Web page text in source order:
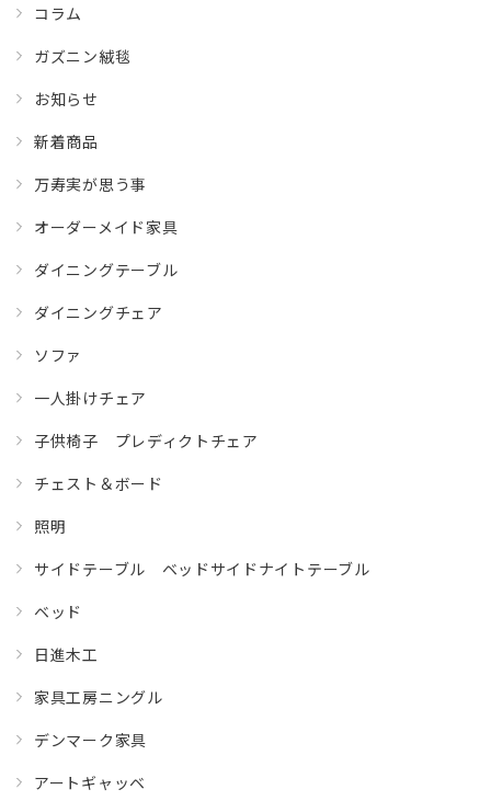
コラム
ガズニン絨毯
お知らせ
新着商品
万寿実が思う事
オーダーメイド家具
ダイニングテーブル
ダイニングチェア
ソファ
一人掛けチェア
子供椅子 プレディクトチェア
チェスト＆ボード
照明
サイドテーブル ベッドサイドナイトテーブル
ベッド
日進木工
家具工房ニングル
デンマーク家具
アートギャッベ